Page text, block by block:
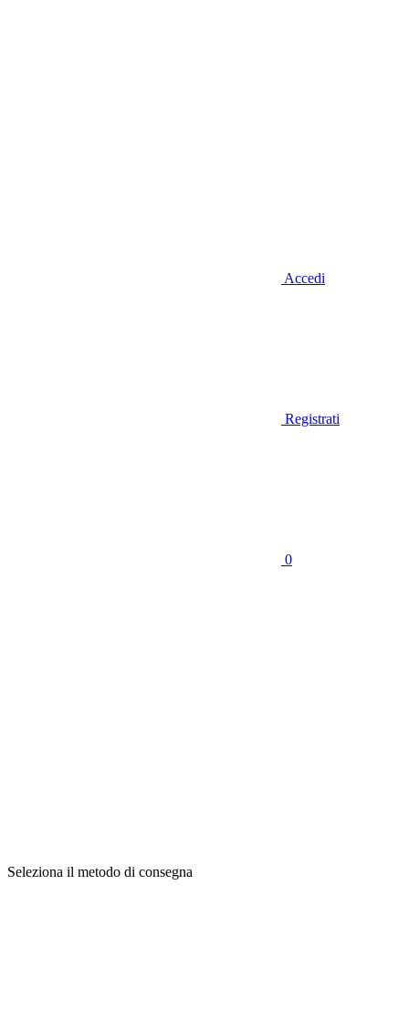
Accedi
Registrati
0
Seleziona il metodo di consegna